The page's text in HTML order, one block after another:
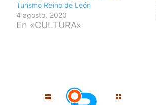
Turismo Reino de León
4 agosto, 2020
En «CULTURA»